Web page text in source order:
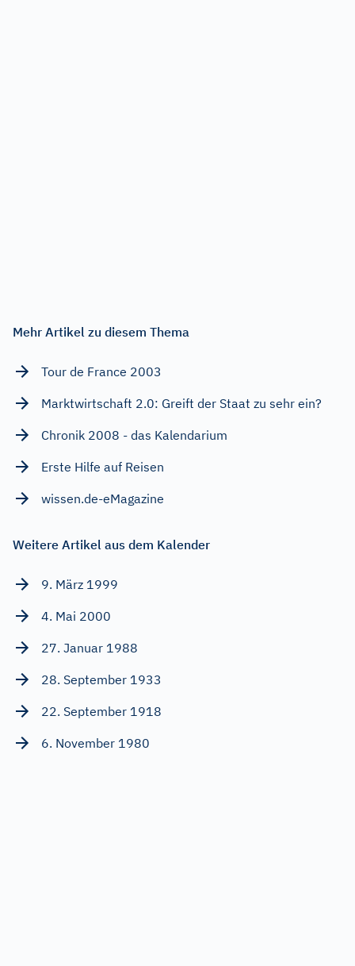
Mehr Artikel zu diesem Thema
Tour de France 2003
Marktwirtschaft 2.0: Greift der Staat zu sehr ein?
Chronik 2008 - das Kalendarium
Erste Hilfe auf Reisen
wissen.de-eMagazine
Weitere Artikel aus dem Kalender
9. März 1999
4. Mai 2000
27. Januar 1988
28. September 1933
22. September 1918
6. November 1980